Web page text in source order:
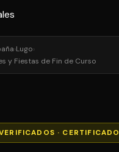
›Lugo›
y Fiestas de Fin de Curso
·